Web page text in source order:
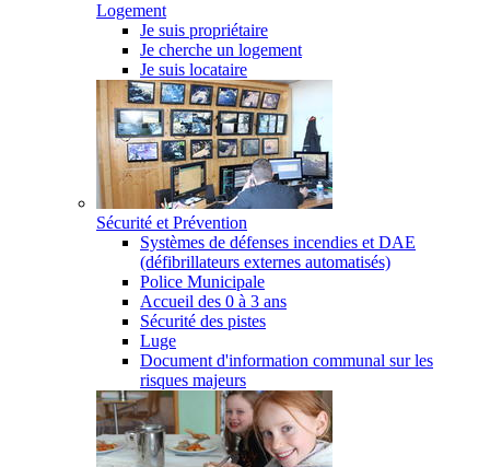
Logement
Je suis propriétaire
Je cherche un logement
Je suis locataire
Sécurité et Prévention
Systèmes de défenses incendies et DAE
(défibrillateurs externes automatisés)
Police Municipale
Accueil des 0 à 3 ans
Sécurité des pistes
Luge
Document d'information communal sur les
risques majeurs